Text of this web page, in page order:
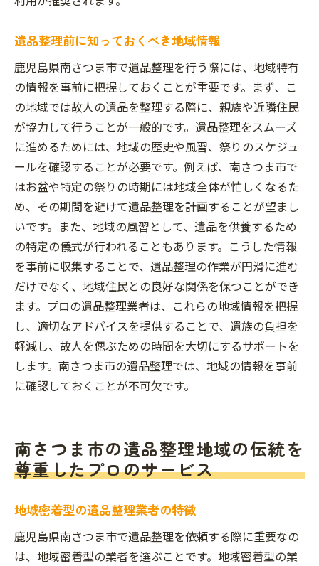
遺品整理前に知っておくべき地域情報
鹿児島県南さつま市で遺品整理を行う際には、地域特有
の情報を事前に把握しておくことが重要です。まず、こ
の地域では故人の遺品を整理する際に、親族や近隣住民
が協力して行うことが一般的です。遺品整理をスムーズ
に進めるためには、地域の歴史や風習、祭りのスケジュ
ールを確認することが必要です。例えば、南さつま市で
はお盆や特定の祭りの時期には地域全体が忙しくなるた
め、その期間を避けて遺品整理を計画することが望まし
いです。また、地域の風習として、遺品を供養するため
の特定の儀式が行われることもあります。こうした情報
を事前に収集することで、遺品整理の作業が円滑に進む
だけでなく、地域住民との良好な関係を保つことができ
ます。プロの遺品整理業者は、これらの地域情報を把握
し、適切なアドバイスを提供することで、遺族の負担を
軽減し、故人を偲ぶための時間を大切にするサポートを
します。南さつま市の遺品整理では、地域の情報を事前
に確認しておくことが不可欠です。
南さつま市の遺品整理地域の伝統を
尊重したプロのサービス
地域密着型の遺品整理業者の特徴
鹿児島県南さつま市で遺品整理を依頼する際に重要なの
は、地域密着型の業者を選ぶことです。地域密着型の業